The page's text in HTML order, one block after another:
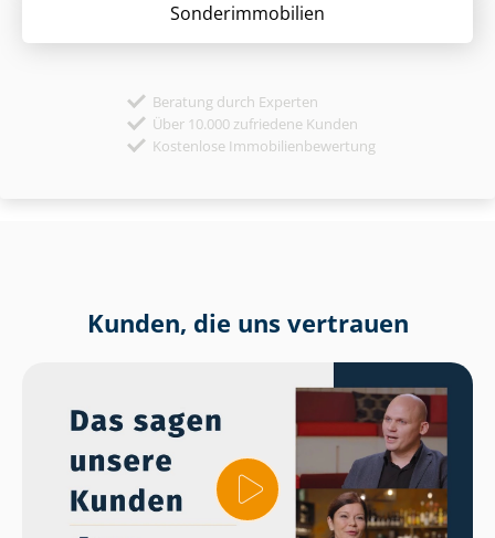
Sonder­immobilien
Beratung durch Experten
Über 10.000 zufriedene Kunden
Kostenlose Immobilienbewertung
Kunden, die uns vertrauen